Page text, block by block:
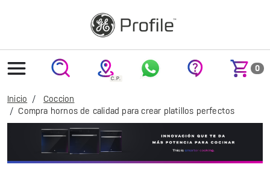
0
Inicio
Coccion
Compra hornos de calidad para crear platillos perfectos